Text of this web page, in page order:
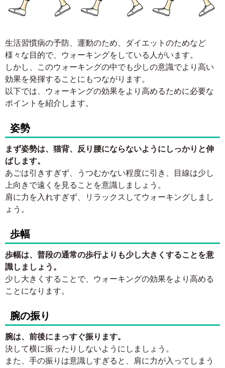
生活習慣病の予防、運動のため、ダイエットのためなど
様々な目的で、ウォーキングをしている人がいます。
しかし、このウォーキングの中でも少しの意識でより高い
効果を発揮することにもつながります。
以下では、ウォーキングの効果をより高めるために必要な
ポイントを紹介します。
姿勢
まず姿勢は、猫背、反り腰にならないようにしっかりと伸
ばします。
あごは引きすぎず、うつむかない程度に引き、目線は少し
上向きで遠くを見ることを意識しましょう。
肩に力を入れすぎず、リラックスしてウォーキングしまし
ょう。
歩幅
歩幅は、普段の通常の歩行よりも少し大きくすることを意
識しましょう。
少し大きくすることで、ウォーキングの効果をより高める
ことになります。
腕の振り
腕は、前後にまっすぐ振ります。
決して横に振ったりしないようにしましょう。
また、手の振りは意識しすぎると、肩に力が入ってしまう